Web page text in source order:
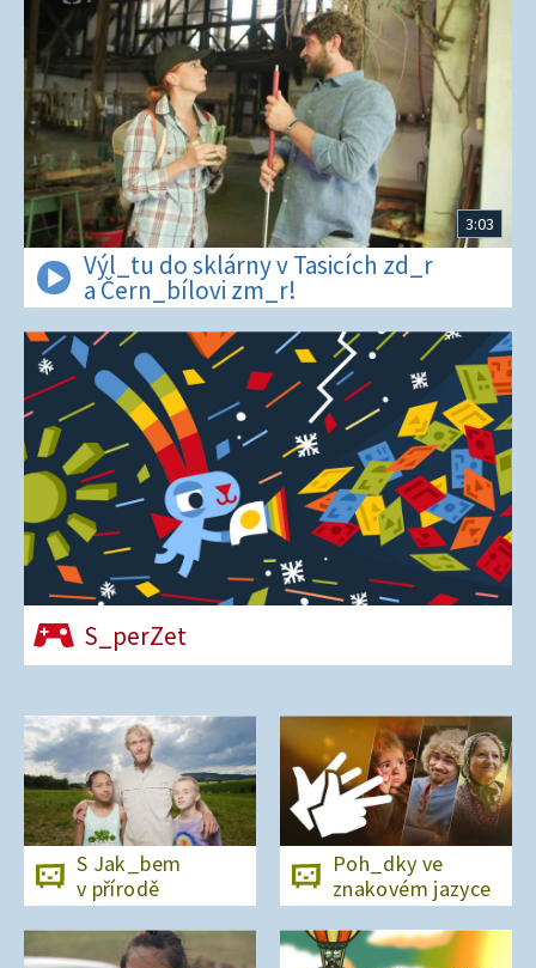
3:03
Výl_tu do sklárny v Tasicích zd_r
a Čern_bílovi zm_r!
S_perZet
S Jak_bem
v přírodě
Poh_dky ve
znakovém jazyce